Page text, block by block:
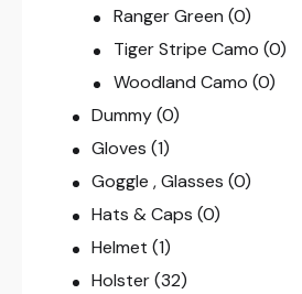
Ranger Green (0)
Tiger Stripe Camo (0)
Woodland Camo (0)
Dummy (0)
Gloves (1)
Goggle , Glasses (0)
Hats & Caps (0)
Helmet (1)
Holster (32)